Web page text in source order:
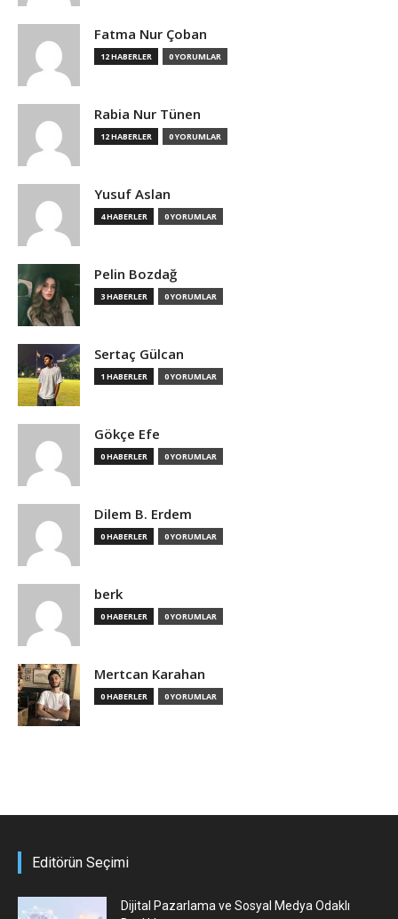
Fatma Nur Çoban
12 HABERLER 0 YORUMLAR
Rabia Nur Tünen
12 HABERLER 0 YORUMLAR
Yusuf Aslan
4 HABERLER 0 YORUMLAR
Pelin Bozdağ
3 HABERLER 0 YORUMLAR
Sertaç Gülcan
1 HABERLER 0 YORUMLAR
Gökçe Efe
0 HABERLER 0 YORUMLAR
Dilem B. Erdem
0 HABERLER 0 YORUMLAR
berk
0 HABERLER 0 YORUMLAR
Mertcan Karahan
0 HABERLER 0 YORUMLAR
Editörün Seçimi
Dijital Pazarlama ve Sosyal Medya Odaklı